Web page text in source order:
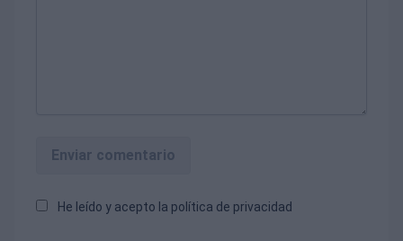
Enviar comentario
He leído y acepto la política de privacidad